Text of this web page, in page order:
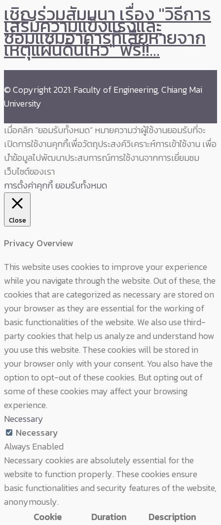
เชิญร่วมสัมมนา เรื่อง "วิธีการ
เสริมความแข็งแรงและ
ซ่อมแซมอาคารที่เสียหายจาก
เหตุแผ่นดินไหว" ฟรี!!…
© Copyright 2021: Faculty of Engineering, Chiang Mai
University
เมื่อคลิก “ยอมรับทั้งหมด” หมายความว่าผู้ใช้งานยอมรับที่จะ
เปิดการใช้งานคุกกี้เพื่อวัตถุประสงค์วิเคราะห์การเข้าใช้งาน เพื่อ
นำข้อมูลไปพัฒนาประสบการณ์การใช้งานจากการเยี่ยมชม
เว็บไซต์ของเรา
การตั้งค่าคุกกี้ยอมรับทั้งหมด
Close
Privacy Overview
This website uses cookies to improve your experience
while you navigate through the website. Out of these, the
cookies that are categorized as necessary are stored on
your browser as they are essential for the working of
basic functionalities of the website. We also use third-
party cookies that help us analyze and understand how
you use this website. These cookies will be stored in
your browser only with your consent. You also have the
option to opt-out of these cookies. But opting out of
some of these cookies may affect your browsing
experience.
Necessary
Necessary
Always Enabled
Necessary cookies are absolutely essential for the
website to function properly. These cookies ensure
basic functionalities and security features of the website,
anonymously.
Cookie
Duration Description